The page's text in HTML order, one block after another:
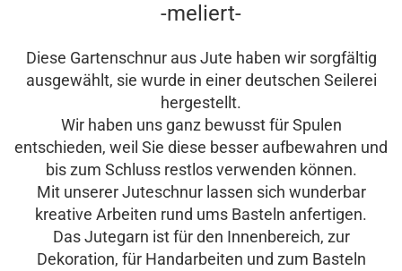
-meliert-
Diese Gartenschnur aus Jute haben wir sorgfältig
ausgewählt, sie wurde in einer deutschen Seilerei
hergestellt.
Wir haben uns ganz bewusst für Spulen
entschieden, weil Sie diese besser aufbewahren und
bis zum Schluss restlos verwenden können.
Mit unserer Juteschnur lassen sich wunderbar
kreative Arbeiten rund ums Basteln anfertigen.
Das Jutegarn ist für den Innenbereich, zur
Dekoration, für Handarbeiten und zum Basteln